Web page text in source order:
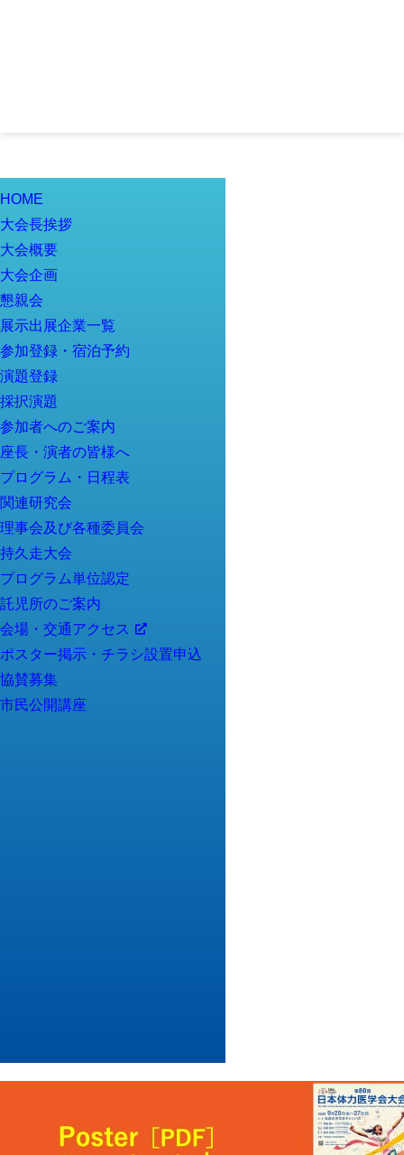
HOME
大会長挨拶
大会概要
大会企画
懇親会
展示出展企業一覧
参加登録・宿泊予約
演題登録
採択演題
参加者へのご案内
座長・演者の皆様へ
プログラム・日程表
関連研究会
理事会及び各種委員会
持久走大会
プログラム単位認定
託児所のご案内
会場・交通アクセス
ポスター掲示・チラシ設置申込
協賛募集
市民公開講座